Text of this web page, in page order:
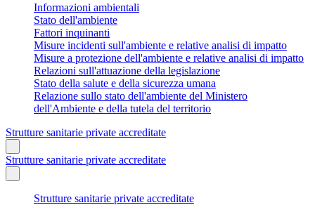
Informazioni ambientali
Stato dell'ambiente
Fattori inquinanti
Misure incidenti sull'ambiente e relative analisi di impatto
Misure a protezione dell'ambiente e relative analisi di impatto
Relazioni sull'attuazione della legislazione
Stato della salute e della sicurezza umana
Relazione sullo stato dell'ambiente del Ministero
dell'Ambiente e della tutela del territorio
Strutture sanitarie private accreditate
Strutture sanitarie private accreditate
Strutture sanitarie private accreditate